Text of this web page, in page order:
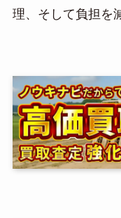
理、そして負担を